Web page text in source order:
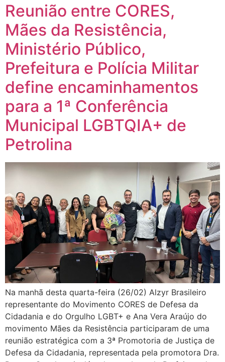
Reunião entre CORES,
Mães da Resistência,
Ministério Público,
Prefeitura e Polícia Militar
define encaminhamentos
para a 1ª Conferência
Municipal LGBTQIA+ de
Petrolina
Na manhã desta quarta-feira (26/02) Alzyr Brasileiro
representante do Movimento CORES de Defesa da
Cidadania e do Orgulho LGBT+ e Ana Vera Araújo do
movimento Mães da Resistência participaram de uma
reunião estratégica com a 3ª Promotoria de Justiça de
Defesa da Cidadania, representada pela promotora Dra.